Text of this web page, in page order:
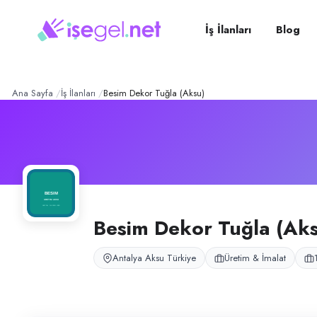
Dekor Tuğla (Aksu)
Besim Dekor Tuğla, Antalya Aksu ve Altınova bölgesinde dekoratif
pozisyonlar
Üretim Elemanı
İş İlanları Blog
Ana Sayfa İş İlanları Besim Dekor Tuğla (Aksu)
Besim Dekor Tuğla
Antalya Aksu Türkiye Üretim & İmalat